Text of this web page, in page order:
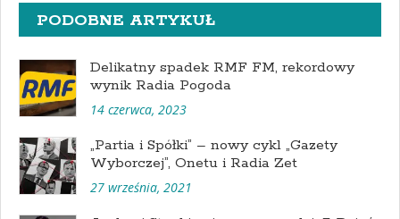
PODOBNE ARTYKUŁ
Delikatny spadek RMF FM, rekordowy
wynik Radia Pogoda
14 czerwca, 2023
„Partia i Spółki” – nowy cykl „Gazety
Wyborczej”, Onetu i Radia Zet
27 września, 2021